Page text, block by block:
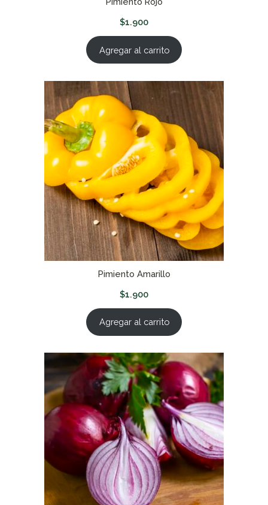
$1.900
Agregar al carrito
Pimiento Amarillo
$1.900
Agregar al carrito